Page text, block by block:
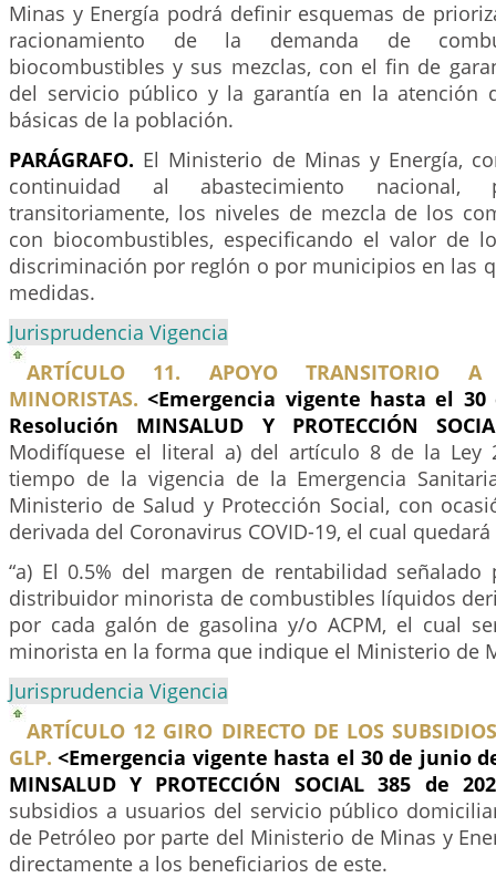
Minas y Energía podrá definir esquemas de
racionamiento de la demanda de
biocombustibles y sus mezclas, con el fin de
del servicio público y la garantía en la atención
básicas de la población.
PARÁGRAFO. El Ministerio de Minas y Energía,
continuidad al abastecimiento nacional,
transitoriamente, los niveles de mezcla de los
con biocombustibles, especificando el valor de
discriminación por reglón o por municipios en las
medidas.
Jurisprudencia Vigencia
ARTÍCULO 11. APOYO TRANSITORIO A
MINORISTAS. <Emergencia vigente hasta el
Resolución MINSALUD Y PROTECCIÓN
Modifíquese el literal a) del artículo 8 de la Ley
tiempo de la vigencia de la Emergencia
Ministerio de Salud y Protección Social, con
derivada del Coronavirus COVID-19, el cual quedará
“a) El 0.5% del margen de rentabilidad
distribuidor minorista de combustibles líquidos
por cada galón de gasolina y/o ACPM, el cual
minorista en la forma que indique el Ministerio de
Jurisprudencia Vigencia
ARTÍCULO 12 GIRO DIRECTO DE LOS
GLP. <Emergencia vigente hasta el 30 de junio
MINSALUD Y PROTECCIÓN SOCIAL 385 de
subsidios a usuarios del servicio público
de Petróleo por parte del Ministerio de Minas y
directamente a los beneficiarios de este.